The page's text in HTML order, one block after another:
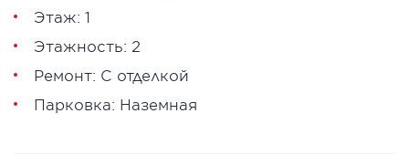
Этаж: 1
Этажность: 2
Ремонт: С отделкой
Парковка: Наземная